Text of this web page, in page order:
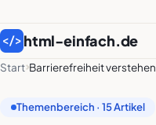
</> html-einfach.de
Start Barrierefreiheit verstehen
Themenbereich · 15 Artikel